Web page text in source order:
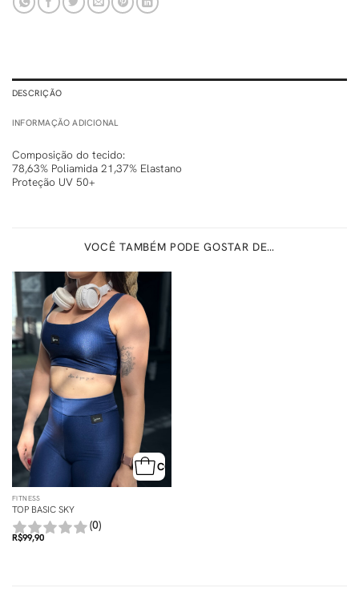
DESCRIÇÃO
INFORMAÇÃO ADICIONAL
Composição do tecido:
78,63% Poliamida 21,37% Elastano
Proteção UV 50+
VOCÊ TAMBÉM PODE GOSTAR DE…
COMPRA RÁPIDA
FITNESS
TOP BASIC SKY
(0)
R$99,90